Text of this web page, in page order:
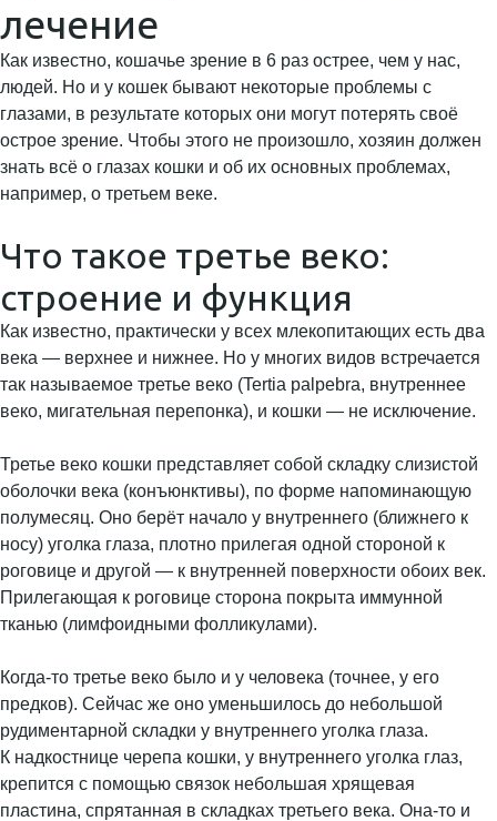
лечение
Как известно, кошачье зрение в 6 раз острее, чем у нас,
людей. Но и у кошек бывают некоторые проблемы с
глазами, в результате которых они могут потерять своё
острое зрение. Чтобы этого не произошло, хозяин должен
знать всё о глазах кошки и об их основных проблемах,
например, о третьем веке.
Что такое третье веко:
строение и функция
Как известно, практически у всех млекопитающих есть два
века — верхнее и нижнее. Но у многих видов встречается
так называемое третье веко (Tertia palpebra, внутреннее
веко, мигательная перепонка), и кошки — не исключение.
Третье веко кошки представляет собой складку слизистой
оболочки века (конъюнктивы), по форме напоминающую
полумесяц. Оно берёт начало у внутреннего (ближнего к
носу) уголка глаза, плотно прилегая одной стороной к
роговице и другой — к внутренней поверхности обоих век.
Прилегающая к роговице сторона покрыта иммунной
тканью (лимфоидными фолликулами).
Когда-то третье веко было и у человека (точнее, у его
предков). Сейчас же оно уменьшилось до небольшой
рудиментарной складки у внутреннего уголка глаза.
К надкостнице черепа кошки, у внутреннего уголка глаз,
крепится с помощью связок небольшая хрящевая
пластина, спрятанная в складках третьего века. Она-то и